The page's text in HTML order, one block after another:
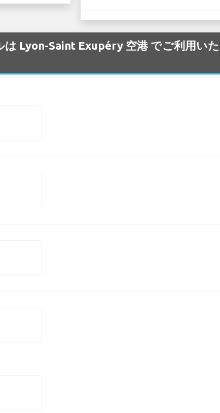
Lyon-Saint Exupéry 空港 でご利用い